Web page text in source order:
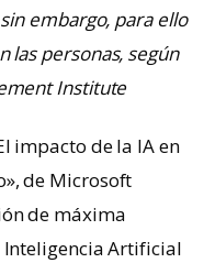
embargo, para ello
las personas, según
Institute
impacto de la IA en
de Microsoft
de máxima
Artificial